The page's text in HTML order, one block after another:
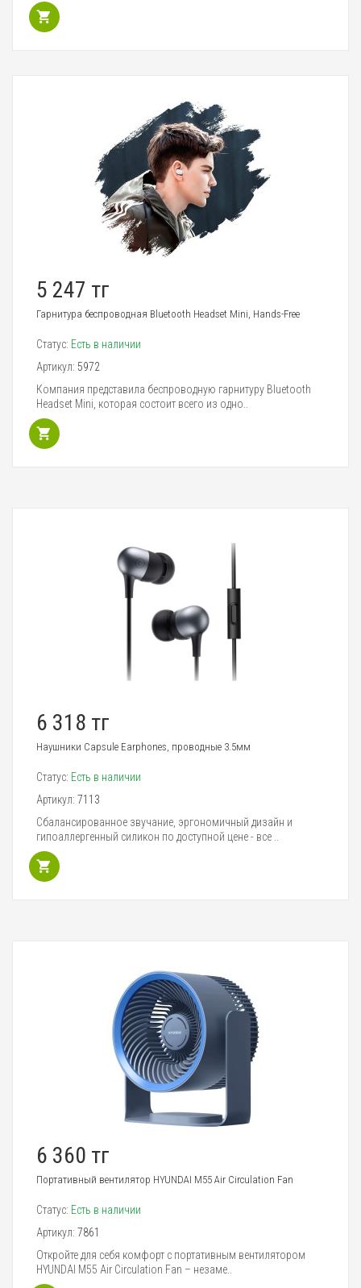
5 247 тг
Гарнитура беспроводная Bluetooth Headset Mini, Hands-Free
Статус: Есть в наличии
Артикул: 5972
Компания представила беспроводную гарнитуру Bluetooth
Headset Mini, которая состоит всего из одно..
6 318 тг
Наушники Capsule Earphones, проводные 3.5мм
Статус: Есть в наличии
Артикул: 7113
Cбалансированное звучание, эргономичный дизайн и
гипоаллергенный силикон по доступной цене - все ..
6 360 тг
Портативный вентилятор HYUNDAI M55 Air Circulation Fan
Статус: Есть в наличии
Артикул: 7861
Откройте для себя комфорт с портативным вентилятором
HYUNDAI M55 Air Circulation Fan – незаме..